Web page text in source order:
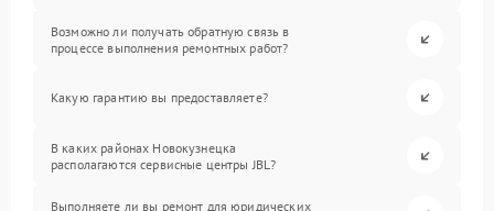
Возможно ли получать обратную связь в
процессе выполнения ремонтных работ?
Какую гарантию вы предоставляете?
В каких районах Новокузнецка
располагаются сервисные центры JBL?
Выполняете ли вы ремонт для юридических